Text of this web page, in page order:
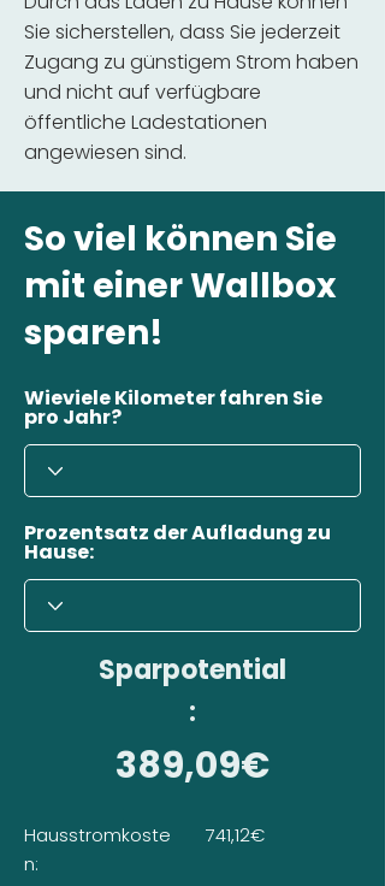
Sie sicherstellen, dass Sie jederzeit
Zugang zu günstigem Strom haben
und nicht auf verfügbare
öffentliche Ladestationen
angewiesen sind.
So viel können Sie
mit einer Wallbox
sparen!
Wieviele Kilometer fahren Sie
pro Jahr?
Prozentsatz der Aufladung zu
Hause:
Sparpotential
:
389,09€
Hausstromkoste
n:
741,12€